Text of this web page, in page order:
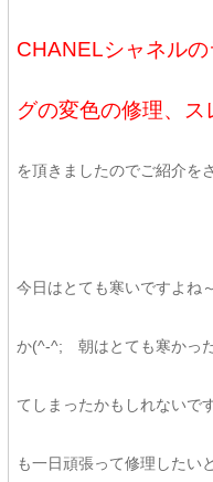
CHANELシャネル
グの変色の修理、ス
を頂きましたのでご紹介を
今日はとても寒いですよ
か(^-^; 朝はとても寒かっ
てしまったかもしれない
も一日頑張って修理したい